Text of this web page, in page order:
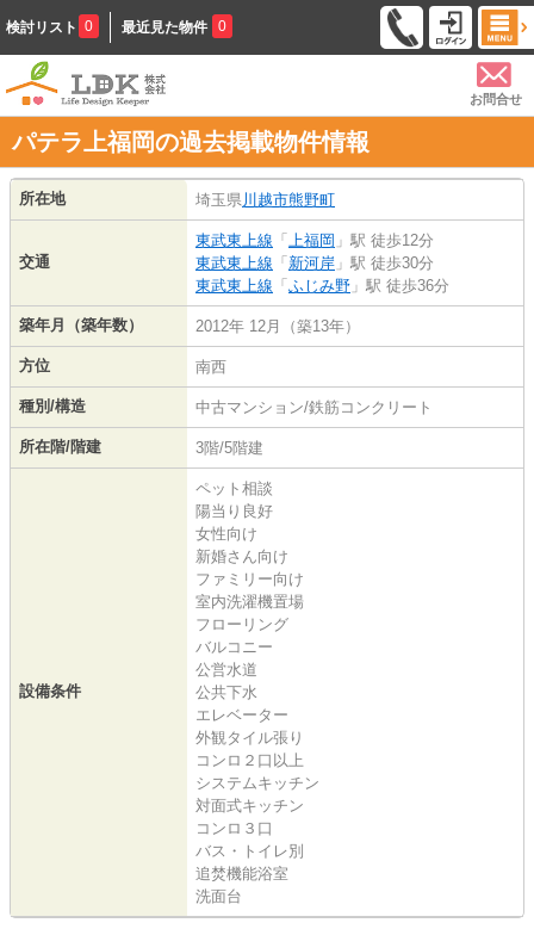
検討リスト 0 最近見た物件 0
お問合せ
パテラ上福岡の過去掲載物件情報
所在地 埼玉県 川越市熊野町
交通
東武東上線 「 上福岡 」駅 徒歩12分
東武東上線 「 新河岸 」駅 徒歩30分
東武東上線 「 ふじみ野 」駅 徒歩36分
築年月（築年数） 2012年 12月（築13年）
方位 南西
種別/構造 中古マンション/鉄筋コンクリート
所在階/階建 3階/5階建
設備条件
ペット相談
陽当り良好
女性向け
新婚さん向け
ファミリー向け
室内洗濯機置場
フローリング
バルコニー
公営水道
公共下水
エレベーター
外観タイル張り
コンロ２口以上
システムキッチン
対面式キッチン
コンロ３口
バス・トイレ別
追焚機能浴室
洗面台